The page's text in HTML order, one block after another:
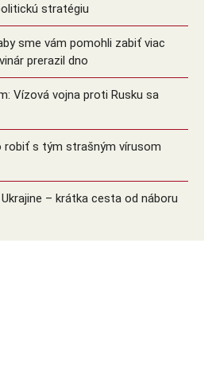
stratégiu
sme vám pomohli zabiť viac
prerazil dno
Vízová vojna proti Rusku sa
robiť s tým strašným vírusom
– krátka cesta od náboru